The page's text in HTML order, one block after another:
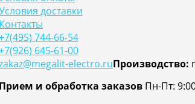
доставки
744-66-54
645-61-00
electro.ruПроизводство:
и обработка заказов Пн-Пт: